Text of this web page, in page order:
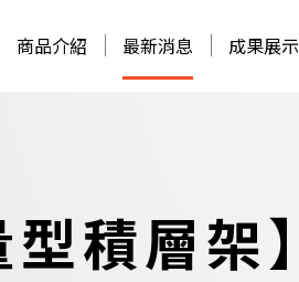
商品介紹 最新消息 成果展示
積層架】